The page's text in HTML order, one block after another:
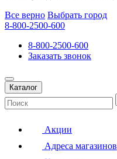
Все верно Выбрать город
8-800-2500-600
8-800-2500-600
Заказать звонок
Каталог
Акции
Адреса магазинов